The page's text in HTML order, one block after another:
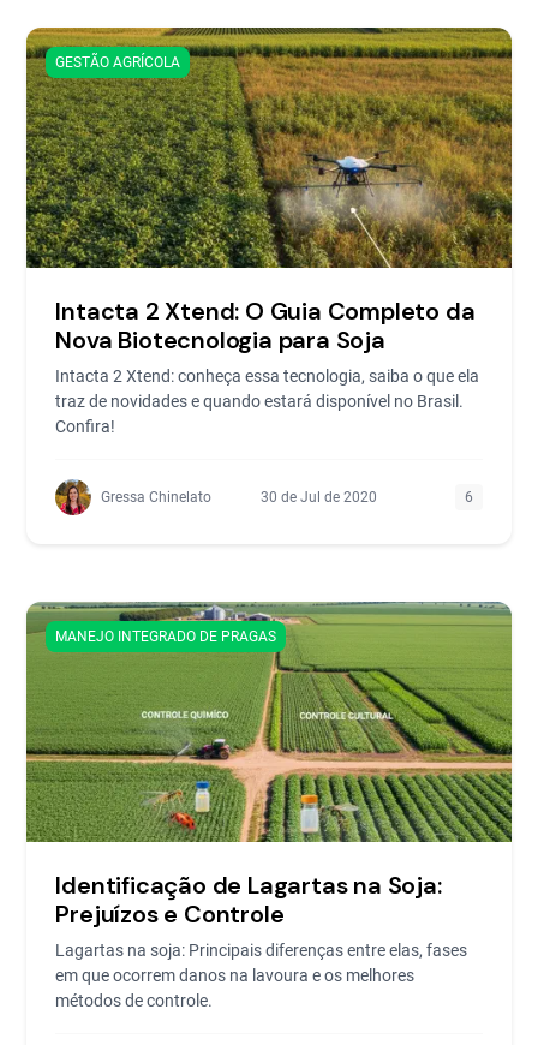
GESTÃO AGRÍCOLA
Intacta 2 Xtend: O Guia Completo da
Nova Biotecnologia para Soja
Intacta 2 Xtend: conheça essa tecnologia, saiba o que ela
traz de novidades e quando estará disponível no Brasil.
Confira!
Gressa Chinelato 30 de Jul de 2020 6
MANEJO INTEGRADO DE PRAGAS
Identificação de Lagartas na Soja:
Prejuízos e Controle
Lagartas na soja: Principais diferenças entre elas, fases
em que ocorrem danos na lavoura e os melhores
métodos de controle.